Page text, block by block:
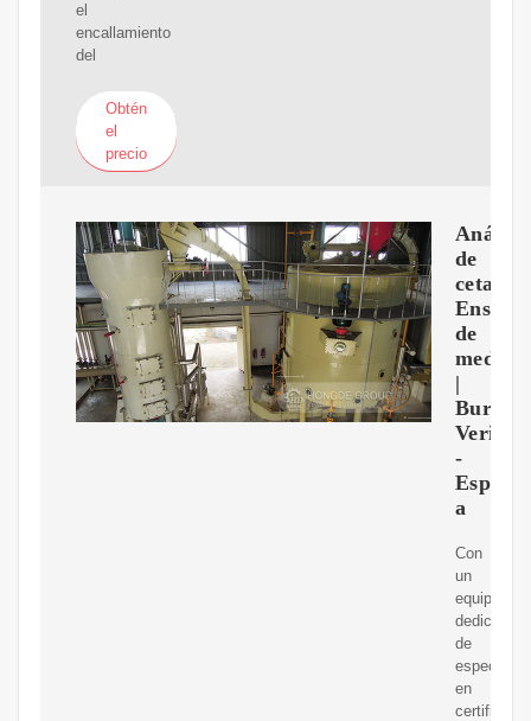
el
encallamiento
del
Obtén
el
precio
Análisis
de
cetano.
Ensayo
de
|
Bureau
Veritas
-
Espa?
a
Con
un
equipo
dedicado
de
en